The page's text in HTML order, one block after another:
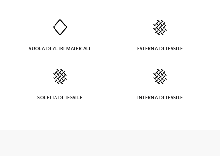
SUOLA DI ALTRI MATERIALI ESTERNA DI TESSILE
SOLETTA DI TESSILE INTERNA DI TESSILE